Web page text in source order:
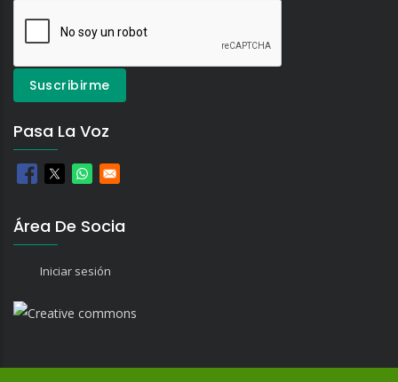
Pasa La Voz
Área De Socia
Iniciar sesión